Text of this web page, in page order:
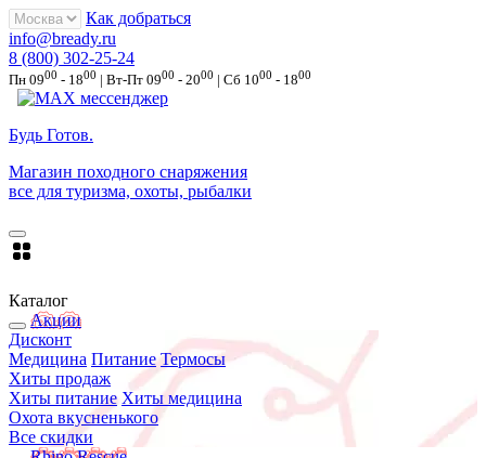
Как добраться
info@bready.ru
8 (800) 302-25-24
Пн 0900 - 1800 | Вт-Пт 0900 - 2000 | Сб 1000 - 1800
Будь Готов.
Магазин походного снаряжения
все для туризма, охоты, рыбалки
Каталог
Акции
Дисконт
Медицина Питание Термосы
Хиты продаж
Хиты питание Хиты медицина
Охота вкусненького
Все скидки